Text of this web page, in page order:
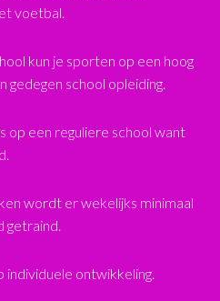
voetbal.
kun je sporten op een hoog
gedegen school opleiding.
op een reguliere school want
wordt er wekelijks minimaal
getraind.
individuele ontwikkeling.